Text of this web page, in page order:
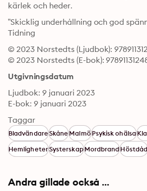
kärlek och heder.
”Skicklig underhållning och god
Tidning
© 2023 Norstedts (Ljudbok):
© 2023 Norstedts (E-bok):
Utgivningsdatum
Ljudbok: 9 januari 2023
E-bok: 9 januari 2023
Taggar
BladvändareSkåneMalmöPsykisk ohälsa
HemligheterSysterskapMordbrandHöstdåd
Andra gillade också ...